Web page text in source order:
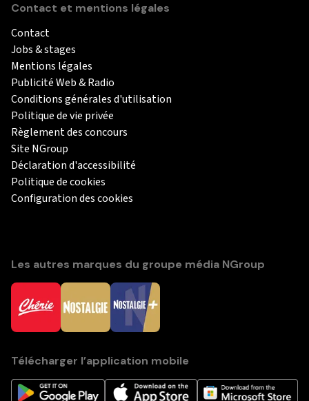
Contact et mentions légales
Contact
Jobs & stages
Mentions légales
Publicité Web & Radio
Conditions générales d'utilisation
Politique de vie privée
Règlement des concours
Site NGroup
Déclaration d'accessibilité
Politique de cookies
Configuration des cookies
Les autres marques du groupe média NGroup
Télécharger l’application mobile